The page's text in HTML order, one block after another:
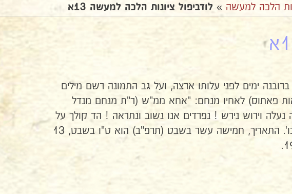
הלכה למעשה » לודביפול ציונות הלכה למעשה 13א
ימים לפני עלותו ארצה, ועל גב התמונה רשם מילים
פאתוס) לאחיו מנחם: "אחא ממ"ש (ר"ת מנחם מנדל
וירוש נירש ! נפרדים אנו נשוב ונתראה ! הד קולך על
הרי יהודה ! וכו'. התאריך, חמישה עשר בשבט (תרפ"ב) הוא ט"ו בשבט, 13